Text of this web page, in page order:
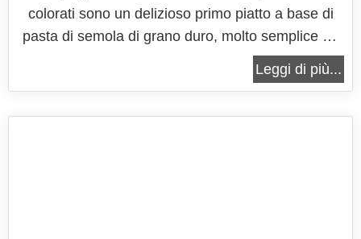
colorati sono un delizioso primo piatto a base di
pasta di semola di grano duro, molto semplice da
preparare, con la quale otterrete un gustoso primo
piatto dall'intenso sapore di mare, pur senza
Leggi di più...